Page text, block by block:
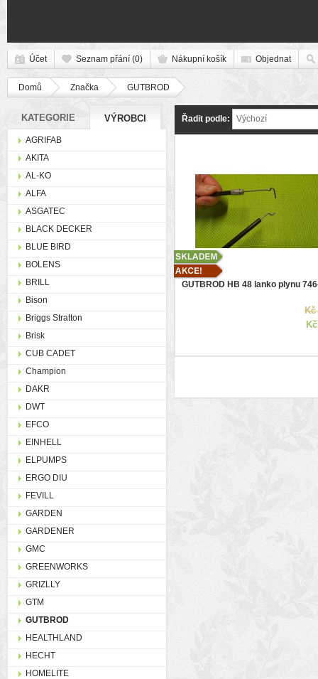
Účet Seznam přání (0) Nákupní košík Objednat
Domů Značka GUTBROD
KATEGORIE VÝROBCI
AGRIFAB
AKITA
AL-KO
ALFA
ASGATEC
BLACK DECKER
BLUE BIRD
BOLENS
BRILL
Bison
Briggs Stratton
Brisk
CUB CADET
Champion
DAKR
DWT
EFCO
EINHELL
ELPUMPS
ERGO DIU
FEVILL
GARDEN
GARDENER
GMC
GREENWORKS
GRIZLLY
GTM
GUTBROD
HEALTHLAND
HECHT
HOMELITE
Řadit podle: Výchozí
GUTBROD HB 48 lanko plynu
Kč